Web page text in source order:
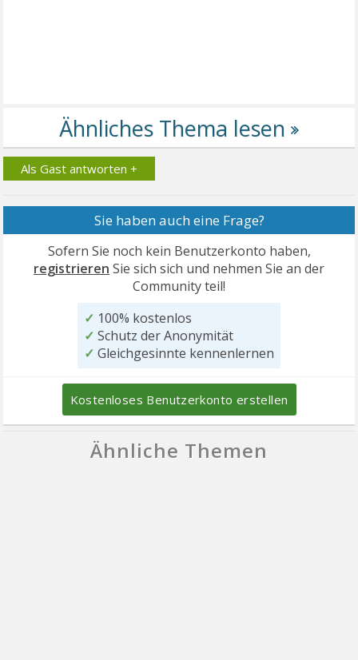
Als Gast antworten +
Sie haben auch eine Frage?
Sofern Sie noch kein Benutzerkonto haben,
registrieren Sie sich sich und nehmen Sie an der
Community teil!
✓ 100% kostenlos
✓ Schutz der Anonymität
✓ Gleichgesinnte kennenlernen
Kostenloses Benutzerkonto erstellen
Ähnliche Themen